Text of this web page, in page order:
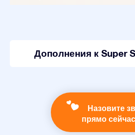
Дополнения к Super
Назовите
прямо